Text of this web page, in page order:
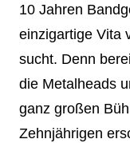
10 Jahren
einzigartige Vita
sucht. Denn
die Metalheads
ganz großen
Zehnjährigen